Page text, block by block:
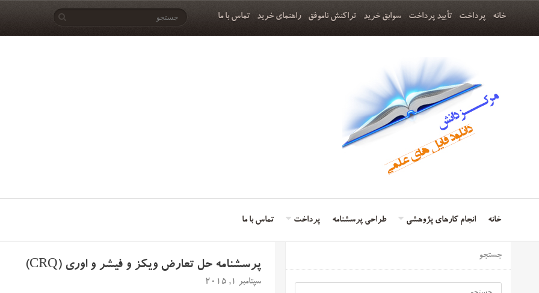
خانه پرداخت تأیید پرداخت سوابق خرید تراکنش ناموفق راهنمای خرید تماس با ما
خانه انجام کارهای پژوهشی طراحی پرسشنامه پرداخت تماس با ما
پرسشنامه حل تعارض ویکز و فیشر و اوری (CRQ)
سپتامبر 1, 2015
جستجو